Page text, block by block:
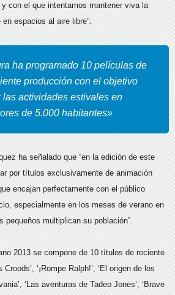
con el que intentamos mantener viva la
espacios al aire libre”.
ha programado 10 películas de
producción con el objetivo
las actividades estivales en
de 5.000 habitantes»
ha señalado que “en la edición de este
por títulos exclusivamente de animación
encajan perfectamente con el público
especialmente en los meses de verano en
pequeños multiplican su población”.
2013 se compone de 10 títulos de reciente
‘¡Rompe Ralph!’, ‘El origen de los
‘Las aventuras de Tadeo Jones’, ‘Brave